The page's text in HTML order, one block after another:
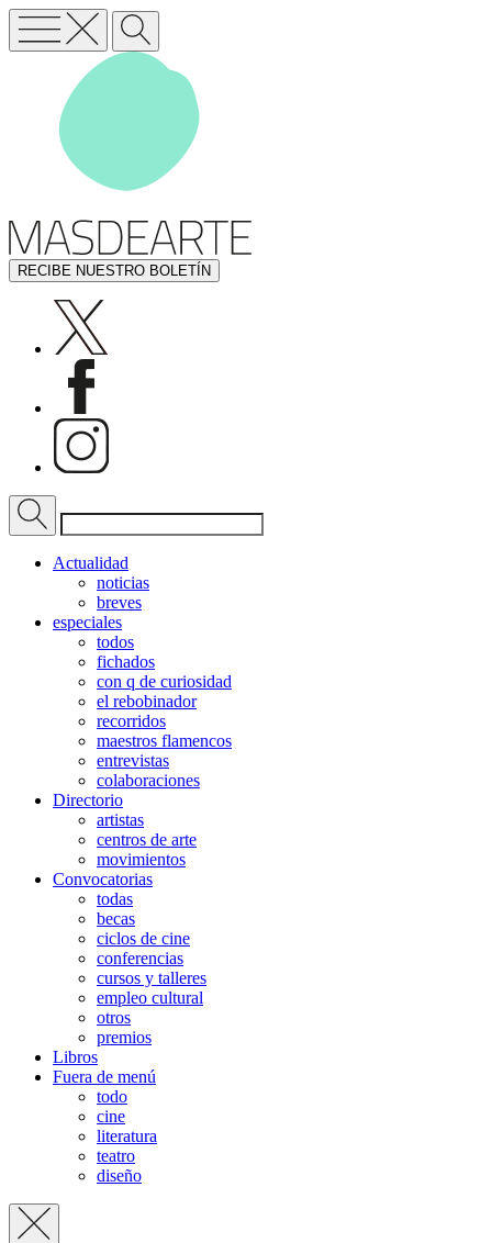
RECIBE NUESTRO BOLETÍN
Actualidad
noticias
breves
especiales
todos
fichados
con q de curiosidad
el rebobinador
recorridos
maestros flamencos
entrevistas
colaboraciones
Directorio
artistas
centros de arte
movimientos
Convocatorias
todas
becas
ciclos de cine
conferencias
cursos y talleres
empleo cultural
otros
premios
Libros
Fuera de menú
todo
cine
literatura
teatro
diseño